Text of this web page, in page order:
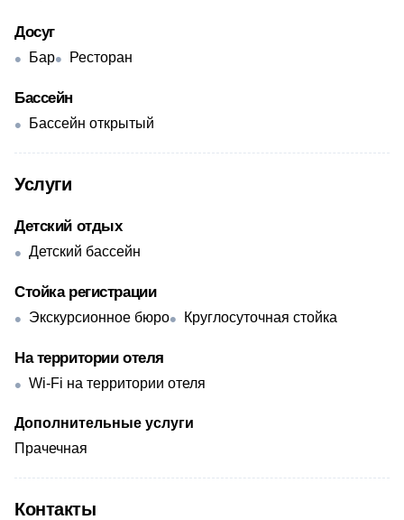
Досуг
Бар Ресторан
Бассейн
Бассейн открытый
Услуги
Детский отдых
Детский бассейн
Стойка регистрации
Экскурсионное бюро Круглосуточная стойка
На территории отеля
Wi-Fi на территории отеля
Дополнительные услуги
Прачечная
Контакты